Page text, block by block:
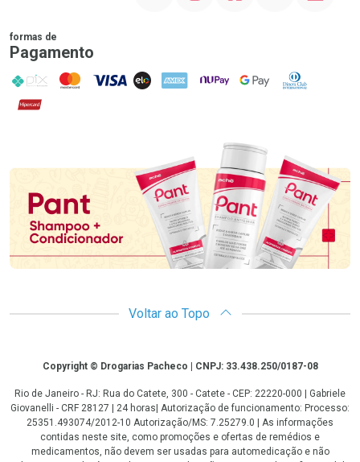
formas de
Pagamento
PIX MasterCard
VISA ELO AMEX NuPay Google PayDiners Club
Hipercard
Promoção em Destaque
Voltar ao Topo
CopyrightCopyright © Drogarias Pacheco | CNPJ: 33.438.250/0187-08
Rio de Janeiro - RJ: Rua do Catete, 300 - Catete - CEP: 22220-000 | Gabriele
Giovanelli - CRF 28127 | 24 horas| Autorização de funcionamento: Processo:
25351.493074/2012-10 Autorização/MS: 7.25279.0 | As informações
contidas neste site, como promoções e ofertas de remédios e
medicamentos, não devem ser usadas para automedicação e não